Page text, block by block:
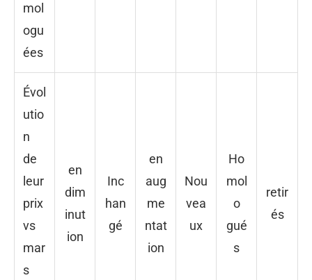
mol
ogu
ées
Évol
utio
n
de
leur
prix
vs
mar
s
en
dim
inut
ion
Inc
han
gé
en
aug
me
ntat
ion
Nou
vea
ux
Ho
mol
o
gué
s
retir
és